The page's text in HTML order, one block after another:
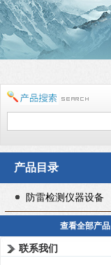
产品目录
防雷检测仪器设备
查看全部产品
联系我们